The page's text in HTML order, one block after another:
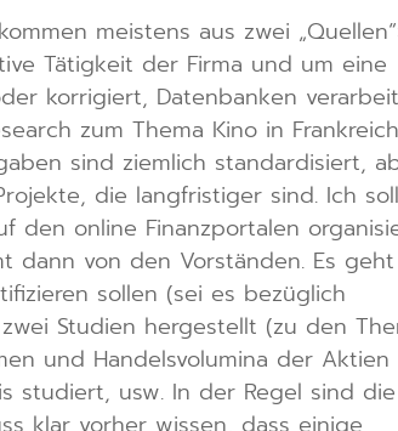
meistens aus zwei
Tätigkeit der Firma und um eine
korrigiert, Datenbanken
zum Thema Kino in
sind ziemlich standardisiert,
die langfristiger sind. Ich
den online Finanzportalen
dann von den Vorständen. Es
sollen (sei es bezüglich
Studien hergestellt (zu den
und Handelsvolumina der Aktien
studiert, usw. In der Regel sind die